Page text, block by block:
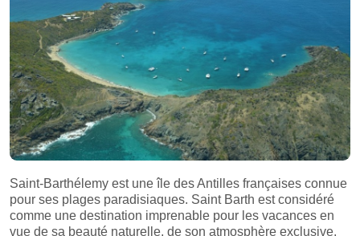
Saint-Barthélemy est une île des Antilles françaises connue
pour ses plages paradisiaques. Saint Barth est considéré
comme une destination imprenable pour les vacances en
vue de sa beauté naturelle, de son atmosphère exclusive,